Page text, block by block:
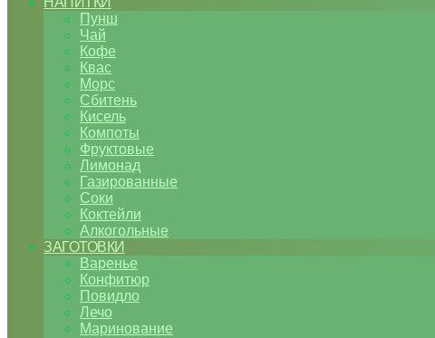
Пунш
Чай
Кофе
Квас
Морс
Сбитень
Кисель
Компоты
Фруктовые
Лимонад
Газированные
Соки
Коктейли
Алкогольные
ЗАГОТОВКИ
Варенье
Конфитюр
Повидло
Лечо
Маринование